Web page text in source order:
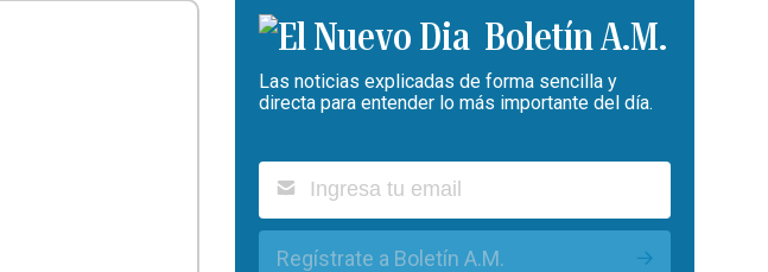
Boletín A.M.
Las noticias explicadas de forma sencilla y
directa para entender lo más importante del día.
Regístrate a Boletín A.M.